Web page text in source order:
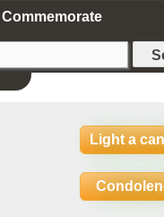
Commemorate
Light a